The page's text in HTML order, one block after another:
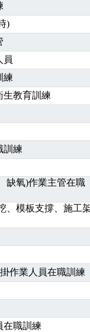
)
員
練
生教育訓練
訓練
缺氧)作業主管在職
、模板支撐、施工
作業人員在職訓練
在職訓練